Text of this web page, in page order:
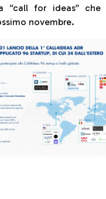
“call for ideas” che
novembre.